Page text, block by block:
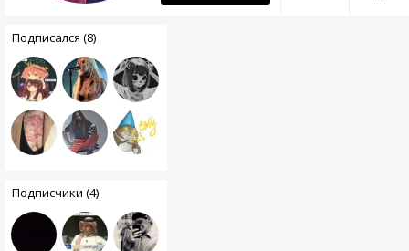
Подписался (8)
Подписчики (4)